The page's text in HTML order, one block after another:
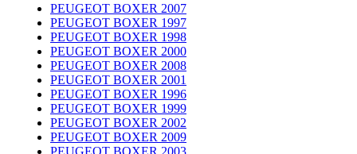
PEUGEOT BOXER 2007
PEUGEOT BOXER 1997
PEUGEOT BOXER 1998
PEUGEOT BOXER 2000
PEUGEOT BOXER 2008
PEUGEOT BOXER 2001
PEUGEOT BOXER 1996
PEUGEOT BOXER 1999
PEUGEOT BOXER 2002
PEUGEOT BOXER 2009
PEUGEOT BOXER 2003